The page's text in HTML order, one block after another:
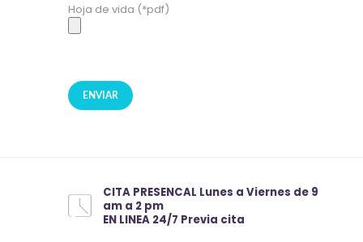
Hoja de vida (*pdf)
CITA PRESENCAL Lunes a Viernes de 9
am a 2 pm
EN LINEA 24/7 Previa cita